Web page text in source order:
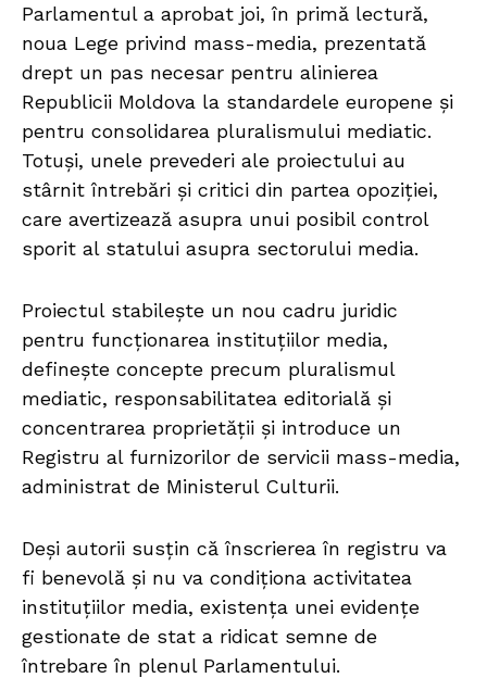
Parlamentul a aprobat joi, în primă lectură,
noua Lege privind mass-media, prezentată
drept un pas necesar pentru alinierea
Republicii Moldova la standardele europene și
pentru consolidarea pluralismului mediatic.
Totuși, unele prevederi ale proiectului au
stârnit întrebări și critici din partea opoziției,
care avertizează asupra unui posibil control
sporit al statului asupra sectorului media.
Proiectul stabilește un nou cadru juridic
pentru funcționarea instituțiilor media,
definește concepte precum pluralismul
mediatic, responsabilitatea editorială și
concentrarea proprietății și introduce un
Registru al furnizorilor de servicii mass-media,
administrat de Ministerul Culturii.
Deși autorii susțin că înscrierea în registru va
fi benevolă și nu va condiționa activitatea
instituțiilor media, existența unei evidențe
gestionate de stat a ridicat semne de
întrebare în plenul Parlamentului.